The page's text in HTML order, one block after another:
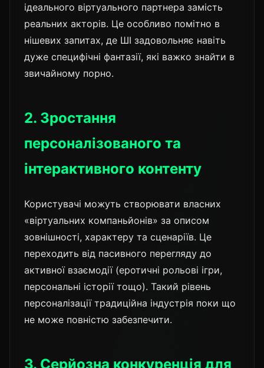
ідеального віртуального партнера замість
реальних акторів. Це особливо помітно в
нішевих запитах, де ШІ задовольняє навіть
дуже специфічні фантазії, які важко знайти в
звичайному порно.
2. Зростання
персоналізованого та
інтерактивного контенту
Користувачі можуть створювати власних
«віртуальних компаньйонів» за описом
зовнішності, характеру та сценаріїв. Це
переходить від пасивного перегляду до
активної взаємодії (еротичні рольові ігри,
персональні історії тощо). Такий рівень
персоналізації традиційна індустрія поки що
не може повністю забезпечити.
3. Серйозна конкуренція для